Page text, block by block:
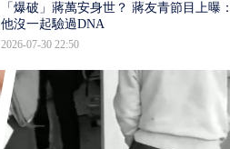
「爆破」蔣萬安身世？ 蔣友青節目上曝：
他沒一起驗過DNA
2026-07-30 22:50